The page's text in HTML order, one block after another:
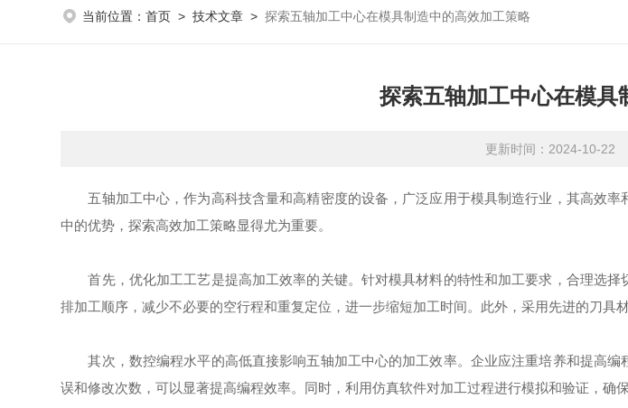
当前位置：首页 >技术文章 >探索五轴加工中心在模具制造中的高效加工策略
探索五轴加工中心在模具
更新时间：2024-10-
五轴加工中心，作为高科技含量和高精密度的设备，广泛应用于模具制造行业，其高效率
中的优势，探索高效加工策略显得尤为重要。
首先，优化加工工艺是提高加工效率的关键。针对模具材料的特性和加工要求，合理选择
排加工顺序，减少不必要的空行程和重复定位，进一步缩短加工时间。此外，采用先进的刀具
其次，数控编程水平的高低直接影响五轴加工中心的加工效率。企业应注重培养和提高编
误和修改次数，可以显著提高编程效率。同时，利用仿真软件对加工过程进行模拟和验证，确